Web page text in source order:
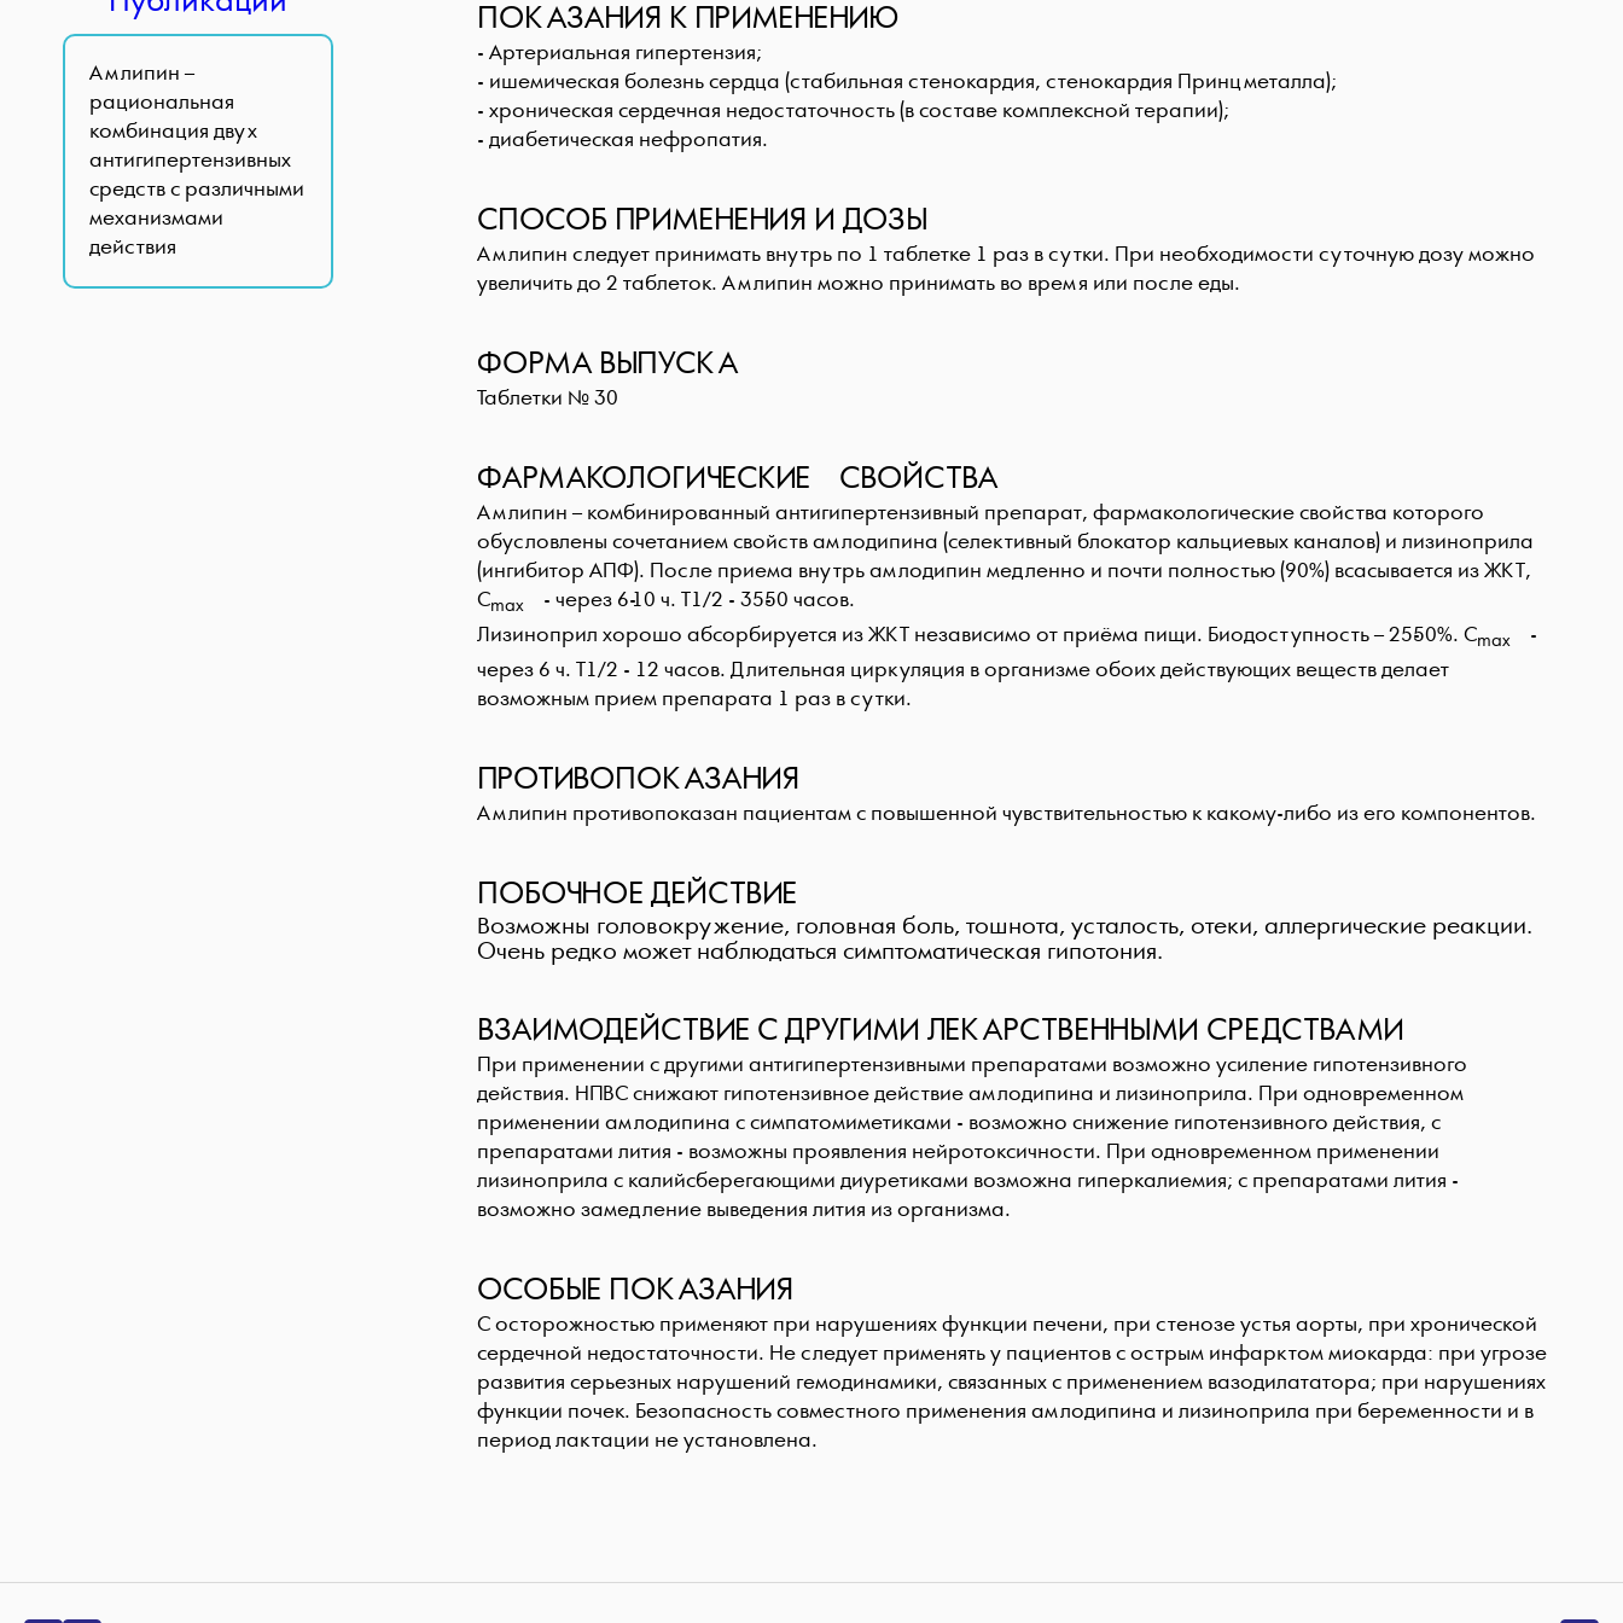
Амлипин –
рациональная
комбинация двух
антигипертензивных
средств с различными
механизмами
действия
ПОКАЗАНИЯ К ПРИМЕНЕНИЮ
- Артериальная гипертензия;
- ишемическая болезнь сердца (стабильная стенокардия, стенокардия Принцметалла);
- хроническая сердечная недостаточность (в составе комплексной терапии);
- диабетическая нефропатия.
СПОСОБ ПРИМЕНЕНИЯ И ДОЗЫ
Амлипин следует принимать внутрь по 1 таблетке 1 раз в сутки. При необходимости суточную дозу можно
увеличить до 2 таблеток. Амлипин можно принимать во время или после еды.
ФОРМА ВЫПУСКА
Таблетки № 30
ФАРМАКОЛОГИЧЕСКИЕ СВОЙСТВА
Амлипин – комбинированный антигипертензивный препарат, фармакологические свойства которого
обусловлены сочетанием свойств амлодипина (селективный блокатор кальциевых каналов) и лизиноприла
(ингибитор АПФ). После приема внутрь амлодипин медленно и почти полностью (90%) всасывается из ЖКТ,
Сmax
- через 6-10 ч. Т1/2 - 35-50 часов.
Лизиноприл хорошо абсорбируется из ЖКТ независимо от приёма пищи. Биодоступность – 25-50%. Сmax
-
через 6 ч. Т1/2 - 12 часов. Длительная циркуляция в организме обоих действующих веществ делает
возможным прием препарата 1 раз в сутки.
ПРОТИВОПОКАЗАНИЯ
Амлипин противопоказан пациентам с повышенной чувствительностью к какому-либо из его компонентов.
ПОБОЧНОЕ ДЕЙСТВИЕ
Возможны головокружение, головная боль, тошнота, усталость, отеки, аллергические реакции.
Очень редко может наблюдаться симптоматическая гипотония.
ВЗАИМОДЕЙСТВИЕ С ДРУГИМИ ЛЕКАРСТВЕННЫМИ СРЕДСТВАМИ
При применении с другими антигипертензивными препаратами возможно усиление гипотензивного
действия. НПВС снижают гипотензивное действие амлодипина и лизиноприла. При одновременном
применении амлодипина с симпатомиметиками - возможно снижение гипотензивного действия, с
препаратами лития - возможны проявления нейротоксичности. При одновременном применении
лизиноприла с калийсберегающими диуретиками возможна гиперкалиемия; с препаратами лития -
возможно замедление выведения лития из организма.
ОСОБЫЕ ПОКАЗАНИЯ
С осторожностью применяют при нарушениях функции печени, при стенозе устья аорты, при хронической
сердечной недостаточности. Не следует применять у пациентов с острым инфарктом миокарда: при угрозе
развития серьезных нарушений гемодинамики, связанных с применением вазодилататора; при нарушениях
функции почек. Безопасность совместного применения амлодипина и лизиноприла при беременности и в
период лактации не установлена.